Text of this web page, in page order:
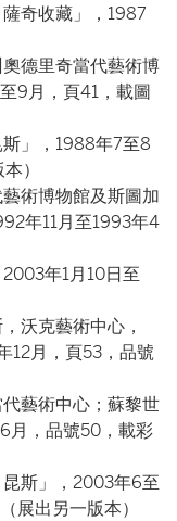
奇收藏」，1987
德里奇當代藝術博
9月，頁41，載圖
」，1988年7至8
）
術博物館及斯圖加
年11月至1993年4
年1月10日至
沃克藝術中心，
12月，頁53，品號
藝術中心；蘇黎世
月，品號50，載彩
斯」，2003年6至
展出另一版本）